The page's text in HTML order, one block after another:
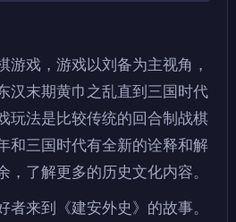
游戏，游戏以刘备为主视角，
汉末期黄巾之乱直到三国时代
玩法是比较传统的回合制战棋
和三国时代有全新的诠释和解
，了解更多的历史文化内容。
者来到《建安外史》的故事。